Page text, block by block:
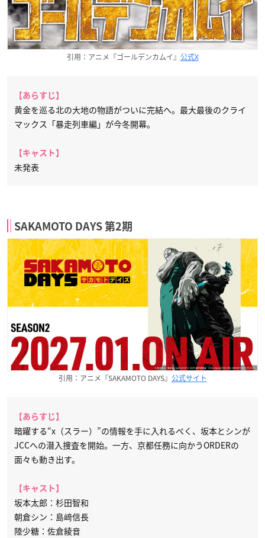
引用：アニメ『ゴールデンカムイ』 公式X
【あらすじ】
黄金を巡る北の大地の物語がついに完結へ。最大最後のクライ
マックス「暴走列車編」が今冬開幕。
【キャスト】
未発表
SAKAMOTO DAYS 第2期
引用：アニメ『SAKAMOTO DAYS』 公式サイト
【あらすじ】
暗躍する“x（スラー）”の情報を手に入れるべく、坂本とシンが
JCCへの潜入捜査を開始。一方、京都任務に向かうORDERの
面々も動き出す。
【キャスト】
坂本太郎：杉田智和
朝倉シン：島﨑信長
陸少糖：佐倉綾音